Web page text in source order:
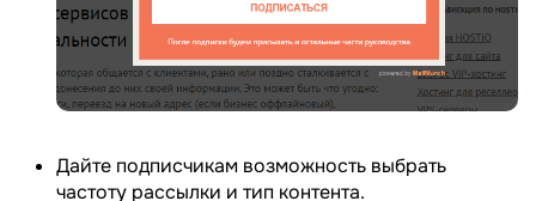
Дайте подписчикам возможность выбрать
частоту рассылки и тип контента.